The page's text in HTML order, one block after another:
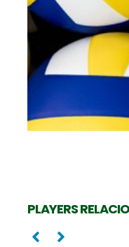
PLAYERS
Oposta